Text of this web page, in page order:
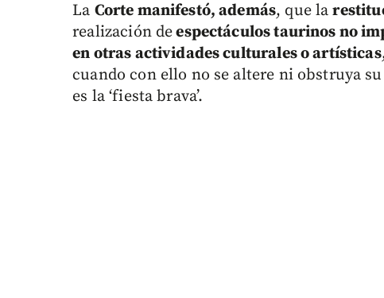
La Corte manifestó, además, que la
realización deespectáculos taurinos no
en otras actividades culturales o artísticas
cuando con ello no se altere ni obstruya
es la ‘fiesta brava’.